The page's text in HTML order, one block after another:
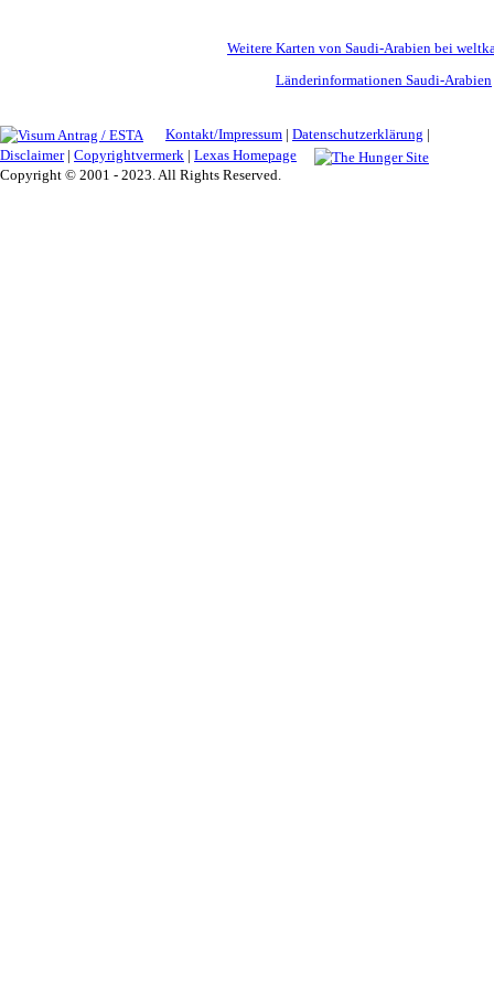
Weitere Karten von Saudi-Arabien bei
Länderinformationen Saudi-Arabien
Kontakt/Impressum | Datenschutzerklärung |
Disclaimer| Copyrightvermerk | Lexas Homepage
Copyright © 2001 - 2023. All Rights Reserved.